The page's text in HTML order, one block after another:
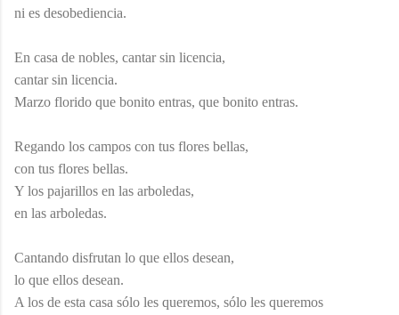
ni es desobediencia.
En casa de nobles, cantar sin licencia,
cantar sin licencia.
Marzo florido que bonito entras, que bonito entras.
Regando los campos con tus flores bellas,
con tus flores bellas.
Y los pajarillos en las arboledas,
en las arboledas.
Cantando disfrutan lo que ellos desean,
lo que ellos desean.
A los de esta casa sólo les queremos, sólo les queremos